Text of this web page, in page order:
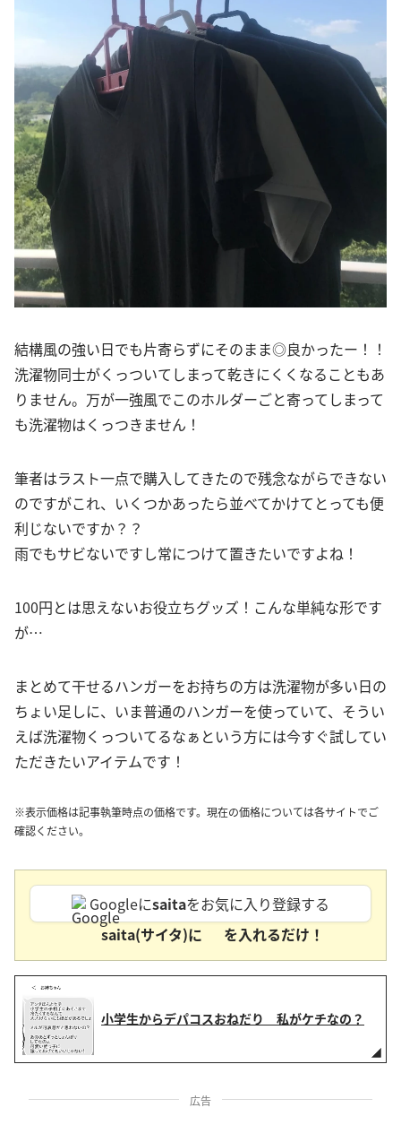
結構風の強い日でも片寄らずにそのまま◎良かったー！！
洗濯物同士がくっついてしまって乾きにくくなることもあ
りません。万が一強風でこのホルダーごと寄ってしまって
も洗濯物はくっつきません！
筆者はラスト一点で購入してきたので残念ながらできない
のですがこれ、いくつかあったら並べてかけてとっても便
利じないですか？？
雨でもサビないですし常につけて置きたいですよね！
100円とは思えないお役立ちグッズ！こんな単純な形です
が…
まとめて干せるハンガーをお持ちの方は洗濯物が多い日の
ちょい足しに、いま普通のハンガーを使っていて、そうい
えば洗濯物くっついてるなぁという方には今すぐ試してい
ただきたいアイテムです！
※表示価格は記事執筆時点の価格です。現在の価格については各サイトでご
確認ください。
Googleにsaitaをお気に入り登録する
saita(サイタ)に
を入れるだけ！
小学生からデパコスおねだり 私がケチなの？
広告